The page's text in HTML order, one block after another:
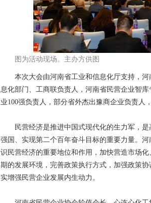
图为活动现场。主办方供图
本次大会由河南省工业和信息化厅支持，河
息化部门、工商联负责人，河南省民营企业智
业100强负责人，部分省外杰出豫商企业负责人
民营经济是推进中国式现代化的生力军，是
强国、实现第二个百年奋斗目标的重要力量。
识民营经济的重要地位和作用，加快营造市场
期的发展环境，完善政策执行方式，加强政策
实增强民营企业发展内生动力。